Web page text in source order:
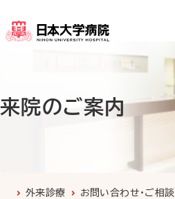
来院のご案内
外来診療 お問い合わせ・ご相談